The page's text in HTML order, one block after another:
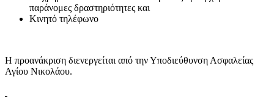
παράνομες δραστηριότητες και
Κινητό τηλέφωνο
Η προανάκριση διενεργείται από την Υποδιεύθυνση Ασφαλείας
Αγίου Νικολάου.